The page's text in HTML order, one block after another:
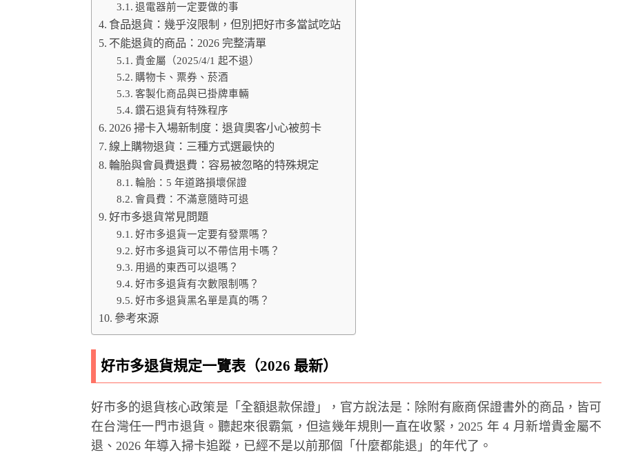
退電器前一定要做的事
食品退貨：幾乎沒限制，但別把好市多當試吃站
不能退貨的商品：2026 完整清單
貴金屬（2025/4/1 起不退）
購物卡、票券、菸酒
客製化商品與已掛牌車輛
鑽石退貨有特殊程序
2026 掃卡入場新制度：退貨奧客小心被剪卡
線上購物退貨：三種方式選最快的
輪胎與會員費退費：容易被忽略的特殊規定
輪胎：5 年道路損壞保證
會員費：不滿意隨時可退
好市多退貨常見問題
好市多退貨一定要有發票嗎？
好市多退貨可以不帶信用卡嗎？
用過的東西可以退嗎？
好市多退貨有次數限制嗎？
好市多退貨黑名單是真的嗎？
參考來源
好市多退貨規定一覽表（2026 最新）
好市多的退貨核心政策是「全額退款保證」，官方說法是：除附有廠商保證書外的商品，皆可
在台灣任一門市退貨。聽起來很霸氣，但這幾年規則一直在收緊，2025 年 4 月新增貴金屬不
退、2026 年導入掃卡追蹤，已經不是以前那個「什麼都能退」的年代了。